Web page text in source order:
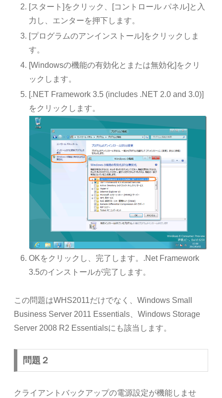
[スタート]をクリック、[コントロール パネル]と入
力し、エンターを押下します。
[プログラムのアンインストール]をクリックしま
す。
[Windowsの機能の有効化とまたは無効化]をクリ
ックします。
[.NET Framework 3.5 (includes .NET 2.0 and 3.0)]
をクリックします。
OKをクリックし、完了します。.Net Framework
3.5のインストールが完了します。
この問題はWHS2011だけでなく、Windows Small
Business Server 2011 Essentials、Windows Storage
Server 2008 R2 Essentialsにも該当します。
問題２
クライアントバックアップの電源設定が機能しませ